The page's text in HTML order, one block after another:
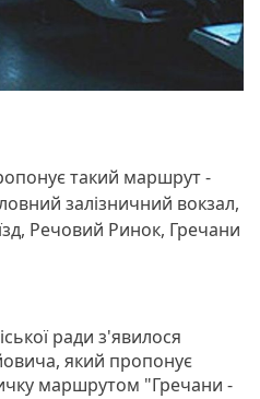
такий маршрут -
залізничний вокзал,
Речовий Ринок, Гречани
ради з'явилося
який пропонує
маршрутом "Гречани -